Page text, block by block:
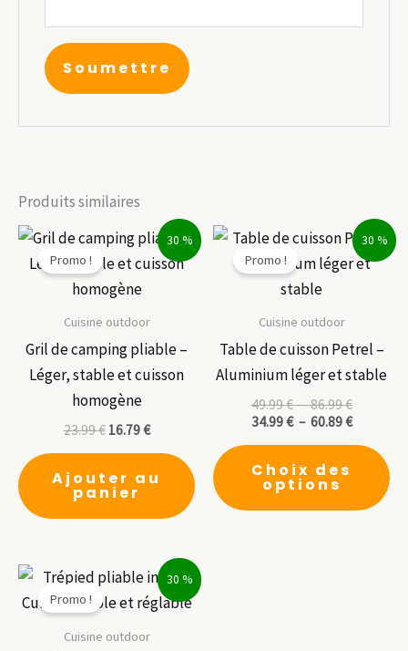
Produits similaires
30 %
Promo !
Cuisine outdoor
Gril de camping pliable –
Léger, stable et cuisson
homogène
23.99€ 16.79€
Ajouter au
panier
30 %
Promo !
Cuisine outdoor
Table de cuisson Petrel –
Aluminium léger et stable
49.99€–86.99€Plage
de
49.99 €
86.99 €
34.99€ – 60.89€Plage
prix :
34.99 €
60.89 €
Choix des
options
30 %
Promo !
Cuisine outdoor